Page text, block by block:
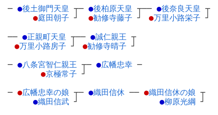
─ ●後土御門天皇 ┬
●庭田朝子 ┘
─ ●後柏原天皇 ┬
●勧修寺藤子 ┘
── ●後奈良天皇 ┬
●万里小路栄子 ┘
── ●正親町天皇 ┬
●万里小路房子 ┘
── ●誠仁親王 ┬
●勧修寺晴子 ┘
─ ●八条宮智仁親王 ┬
●京極常子 ┘
─ ●広幡忠幸 ─
─ ●広幡忠幸の娘 ┬
●織田信武 ┘
─ ●織田信休 ── ●織田信休の娘 ┬
●柳原光綱 ┘